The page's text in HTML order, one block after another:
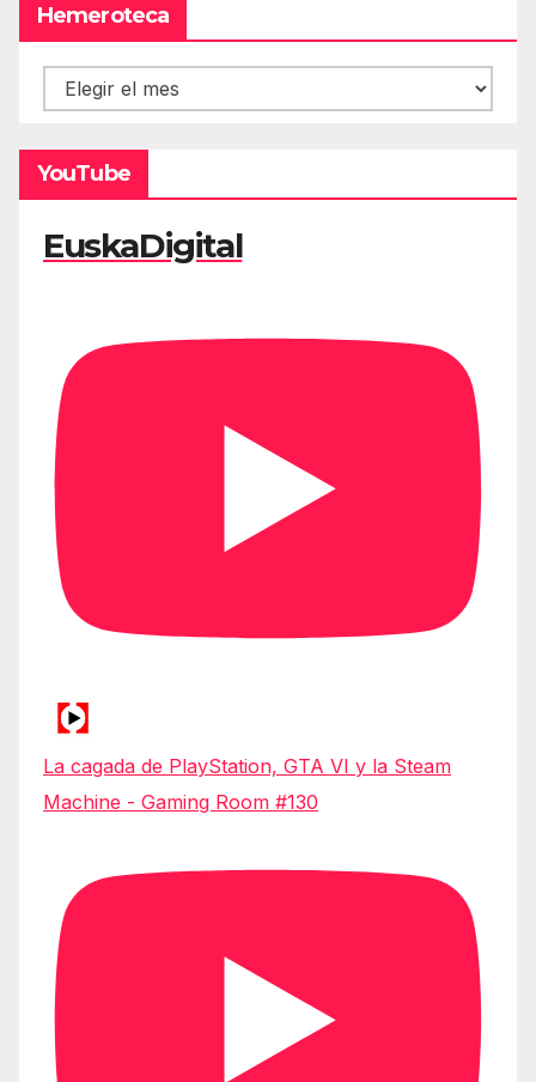
Hemeroteca
Hemeroteca
YouTube
EuskaDigital
La cagada de PlayStation, GTA VI y la Steam
Machine - Gaming Room #130